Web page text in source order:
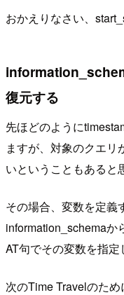
おかえりなさい、
復元する
先ほどのように
ますが、対象のクエリ
いということもあると
その場合、変数を定義
information_schemaか
AT句でその変数を指定
次のTime Travelのた